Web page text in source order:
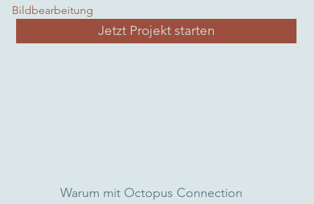
Warum mit Octopus Connection
Bildbearbeitung
Jetzt Projekt starten